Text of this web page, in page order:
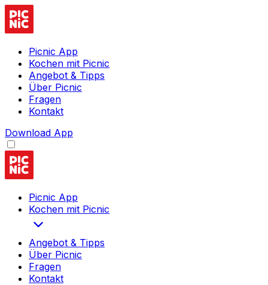
Picnic App
Kochen mit Picnic
Angebot & Tipps
Über Picnic
Fragen
Kontakt
Download App
Picnic App
Kochen mit Picnic
Angebot & Tipps
Über Picnic
Fragen
Kontakt